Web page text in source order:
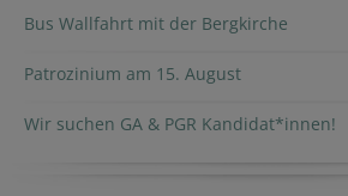
Bus Wallfahrt mit der Bergkirche
Patrozinium am 15. August
Wir suchen GA & PGR Kandidat*innen!